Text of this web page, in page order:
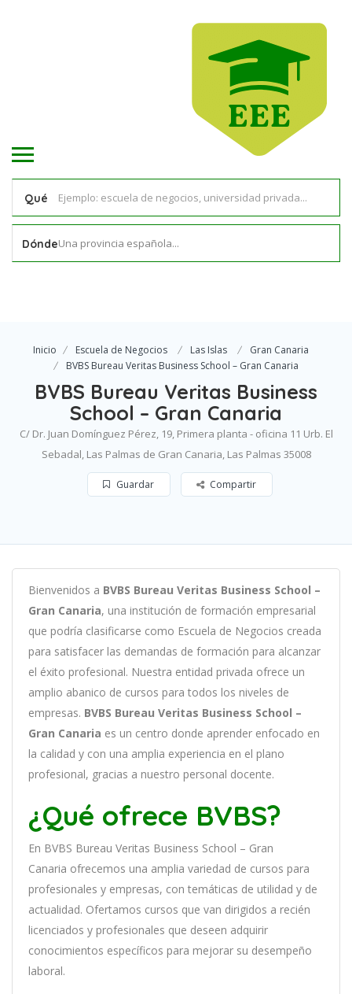
Qué
DóndeUna provincia española...
Inicio Escuela de Negocios Las Islas
Gran Canaria
BVBS Bureau Veritas Business School – Gran Canaria
BVBS Bureau Veritas Business
School – Gran Canaria
C/ Dr. Juan Domínguez Pérez, 19, Primera planta - oficina 11 Urb. El
Sebadal, Las Palmas de Gran Canaria, Las Palmas 35008
Guardar Compartir
Bienvenidos a BVBS Bureau Veritas Business School –
Gran Canaria, una institución de formación empresarial
que podría clasificarse como Escuela de Negocios creada
para satisfacer las demandas de formación para alcanzar
el éxito profesional. Nuestra entidad privada ofrece un
amplio abanico de cursos para todos los niveles de
empresas. BVBS Bureau Veritas Business School –
Gran Canaria es un centro donde aprender enfocado en
la calidad y con una amplia experiencia en el plano
profesional, gracias a nuestro personal docente.
¿Qué ofrece BVBS?
En BVBS Bureau Veritas Business School – Gran
Canaria ofrecemos una amplia variedad de cursos para
profesionales y empresas, con temáticas de utilidad y de
actualidad. Ofertamos cursos que van dirigidos a recién
licenciados y profesionales que deseen adquirir
conocimientos específicos para mejorar su desempeño
laboral.